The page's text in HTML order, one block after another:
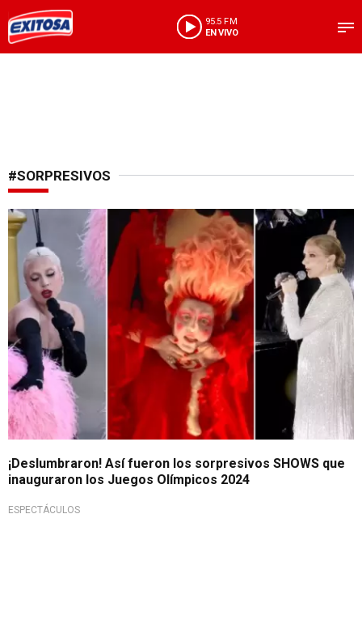
95.5 FM
EN VIVO
#SORPRESIVOS
Grandes presentaciones
¡Deslumbraron! Así fueron los sorpresivos SHOWS que
inauguraron los Juegos Olímpicos 2024
ESPECTÁCULOS